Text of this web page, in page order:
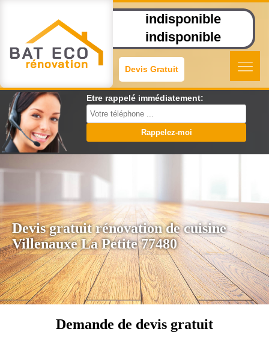
indisponible
indisponible
Devis Gratuit
Etre rappelé immédiatement:
Devis gratuit rénovation de cuisine
Villenauxe La Petite 77480
Demande de devis gratuit